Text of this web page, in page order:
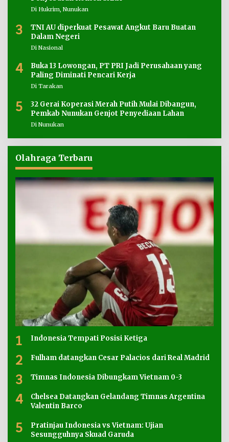
Di Hukrim, Nunukan
3
TNI AU diperkuat Pesawat Angkut Baru Buatan
Dalam Negeri
Di Nasional
4
Buka 13 Lowongan, PT PRI Jadi Perusahaan yang
Paling Diminati Pencari Kerja
Di Tarakan
5
32 Gerai Koperasi Merah Putih Mulai Dibangun,
Pemkab Nunukan Genjot Penyediaan Lahan
Di Nunukan
Olahraga Terbaru
1 Indonesia Tempati Posisi Ketiga
2 Fulham datangkan Cesar Palacios dari Real Madrid
3 Timnas Indonesia Dibungkam Vietnam 0-3
4
Chelsea Datangkan Gelandang Timnas Argentina
Valentin Barco
5
Pratinjau Indonesia vs Vietnam: Ujian
Sesungguhnya Skuad Garuda